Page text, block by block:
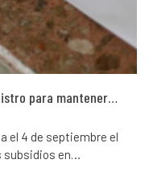
para mantener…
el 4 de septiembre el
subsidios en…